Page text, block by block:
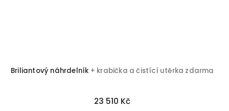
Briliantový náhrdelník + krabička a čistící utěrka zdarma
23 510 Kč